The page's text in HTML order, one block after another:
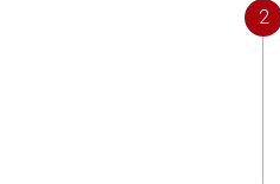
Métodos do
Políticas